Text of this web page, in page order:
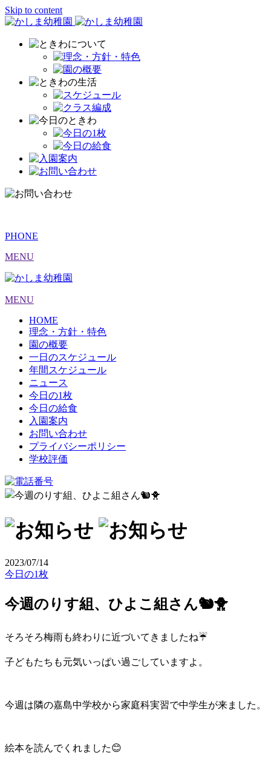
Skip to content
PHONE
MENU
MENU
HOME
理念・方針・特色
園の概要
一日のスケジュール
年間スケジュール
ニュース
今日の1枚
今日の給食
入園案内
お問い合わせ
プライバシーポリシー
学校評価
2023/07/14
今日の1枚
今週のりす組、ひよこ組さん🐿🐥
そろそろ梅雨も終わりに近づいてきましたね☔️
子どもたちも元気いっぱい過ごしていますよ。
今週は隣の嘉島中学校から家庭科実習で中学生が来ました。
絵本を読んでくれました😊